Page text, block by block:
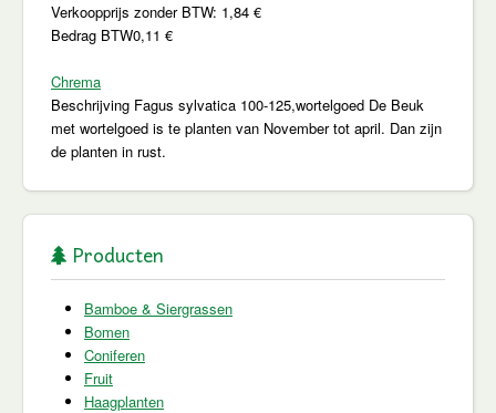
Verkoopprijs zonder BTW: 1,84 €
Bedrag BTW0,11 €
Chrema
Beschrijving Fagus sylvatica 100-125,wortelgoed De Beuk
met wortelgoed is te planten van November tot april. Dan zijn
de planten in rust.
Producten
Bamboe & Siergrassen
Bomen
Coniferen
Fruit
Haagplanten